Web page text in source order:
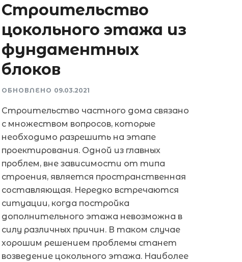
Строительство
цокольного этажа из
фундаментных
блоков
ОБНОВЛЕНО 09.03.2021
Строительство частного дома связано
с множеством вопросов, которые
необходимо разрешить на этапе
проектирования. Одной из главных
проблем, вне зависимости от типа
строения, является пространственная
составляющая. Нередко встречаются
ситуации, когда постройка
дополнительного этажа невозможна в
силу различных причин. В таком случае
хорошим решением проблемы станет
возведение цокольного этажа. Наиболее